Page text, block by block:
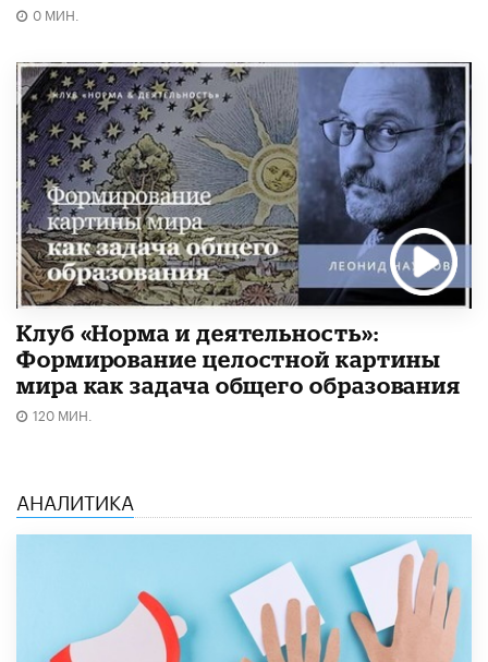
0 МИН.
Клуб «Норма и деятельность»:
Формирование целостной картины
мира как задача общего образования
120 МИН.
АНАЛИТИКА